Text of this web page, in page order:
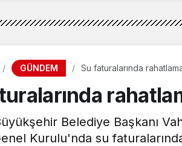
GÜNDEM Su faturalarında
Belediye Başkanı
Kurulu'nda su